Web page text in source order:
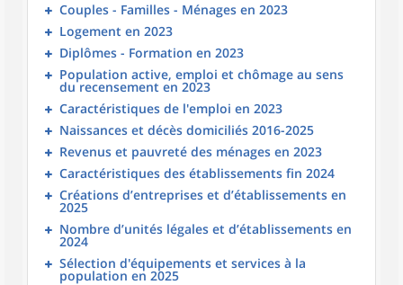
Couples - Familles - Ménages en 2023
Logement en 2023
Diplômes - Formation en 2023
Population active, emploi et chômage au sens
du recensement en 2023
Caractéristiques de l'emploi en 2023
Naissances et décès domiciliés 2016-2025
Revenus et pauvreté des ménages en 2023
Caractéristiques des établissements fin 2024
Créations d’entreprises et d’établissements en
2025
Nombre d’unités légales et d’établissements en
2024
Sélection d'équipements et services à la
population en 2025